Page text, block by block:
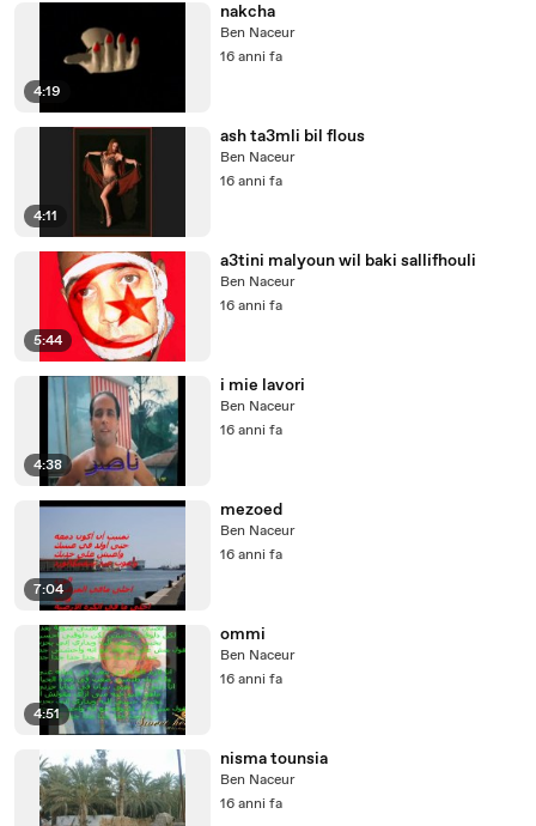
4:19
nakcha
Ben Naceur
16 anni fa
4:11
ash ta3mli bil flous
Ben Naceur
16 anni fa
5:44
a3tini malyoun wil baki sallifhouli
Ben Naceur
16 anni fa
4:38
i mie lavori
Ben Naceur
16 anni fa
7:04
mezoed
Ben Naceur
16 anni fa
4:51
ommi
Ben Naceur
16 anni fa
nisma tounsia
Ben Naceur
16 anni fa